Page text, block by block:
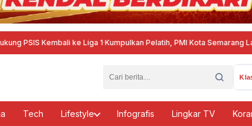
Kembali ke Liga 1·Kumpulkan Pelatih, PMI Kota Semarang Lakukan
Tech Lifestyle Infografis Lingkar TV